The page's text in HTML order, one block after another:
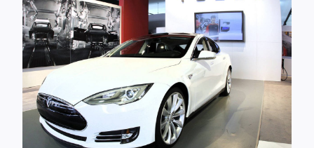
Обзоры
Интервью
Карты